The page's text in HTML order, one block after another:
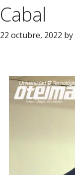
Cabal
22 octubre, 2022 by